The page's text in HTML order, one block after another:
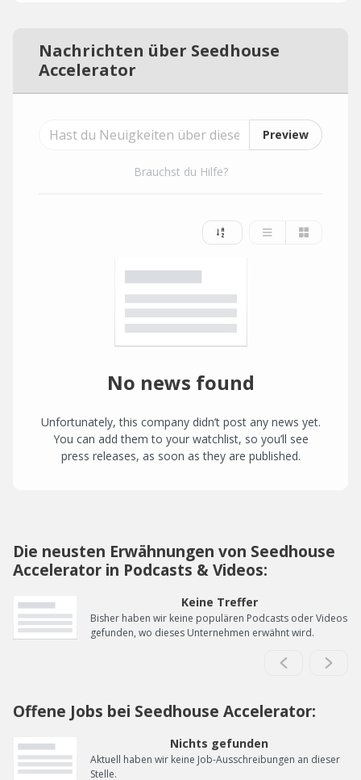
Nachrichten über Seedhouse
Accelerator
Preview
Brauchst du Hilfe?
No news found
Unfortunately, this company didn’t post any news yet.
You can add them to your watchlist, so you’ll see
press releases, as soon as they are published.
Die neusten Erwähnungen von Seedhouse
Accelerator in Podcasts & Videos:
Keine Treffer
Bisher haben wir keine populären Podcasts oder Videos
gefunden, wo dieses Unternehmen erwähnt wird.
Offene Jobs bei Seedhouse Accelerator:
Nichts gefunden
Aktuell haben wir keine Job-Ausschreibungen an dieser
Stelle.